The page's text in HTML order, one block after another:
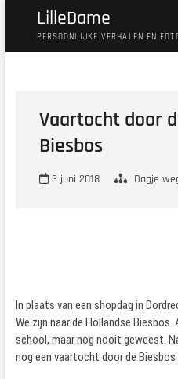
LilleDame
PERSOONLIJKE VERHALEN EN
Vaartocht door
Biesbos
3 juni 2018 Dagje
In plaats van een shopdag in
We zijn naar de Hollandse
school, maar nog nooit geweest.
nog een vaartocht door de Biesbos